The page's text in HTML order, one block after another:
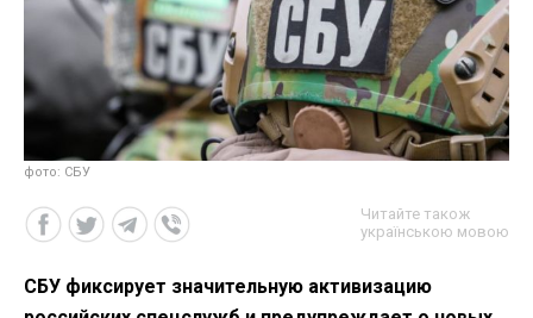
фото: СБУ
Читайте також
українською мовою
СБУ фиксирует значительную активизацию